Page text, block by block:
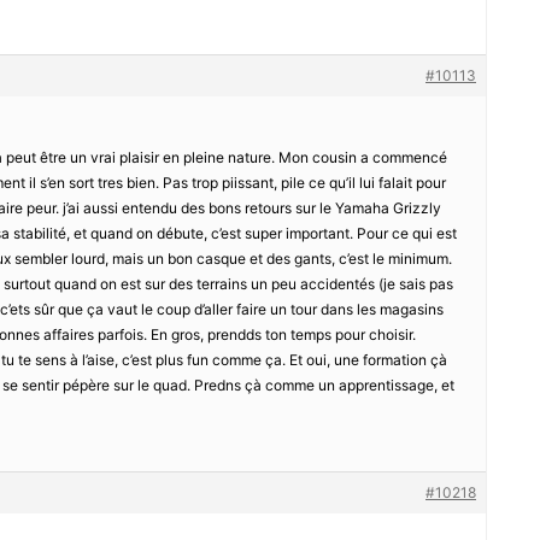
#10113
peut être un vrai plaisir en pleine nature. Mon cousin a commencé
il s’en sort tres bien. Pas trop piissant, pile ce qu’il lui falait pour
peur. j’ai aussi entendu des bons retours sur le Yamaha Grizzly
stabilité, et quand on débute, c’est super important. Pour ce qui est
sembler lourd, mais un bon casque et des gants, c’est le minimum.
quand on est sur des terrains un peu accidentés (je sais pas
sûr que ça vaut le coup d’aller faire un tour dans les magasins
affaires parfois. En gros, prendds ton temps pour choisir.
te sens à l’aise, c’est plus fun comme ça. Et oui, une formation çà
sentir pépère sur le quad. Predns çà comme un apprentissage, et
#10218